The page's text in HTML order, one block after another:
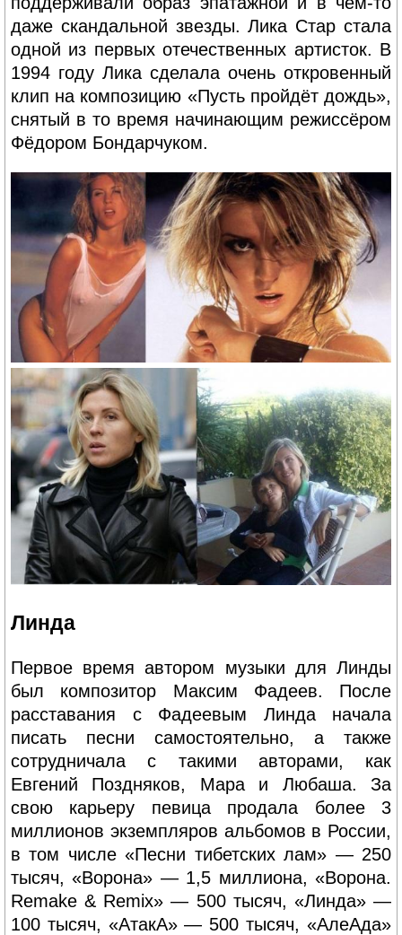
даже скандальной звезды. Лика Стар стала
одной из первых отечественных артисток. В
1994 году Лика сделала очень откровенный
клип на композицию «Пусть пройдёт дождь»,
снятый в то время начинающим режиссёром
Фёдором Бондарчуком.
Линда
Первое время автором музыки для Линды
был композитор Максим Фадеев. После
расставания с Фадеевым Линда начала
писать песни самостоятельно, а также
сотрудничала с такими авторами, как
Евгений Поздняков, Мара и Любаша. За
свою карьеру певица продала более 3
миллионов экземпляров альбомов в России,
в том числе «Песни тибетских лам» — 250
тысяч, «Ворона» — 1,5 миллиона, «Ворона.
Remake & Remix» — 500 тысяч, «Линда» —
100 тысяч, «АтакА» — 500 тысяч, «АлеАда»